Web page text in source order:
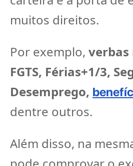
muitos direitos.
Por exemplo, verbas
FGTS, Férias+1/3,
Desemprego,
dentre outros.
Além disso, na